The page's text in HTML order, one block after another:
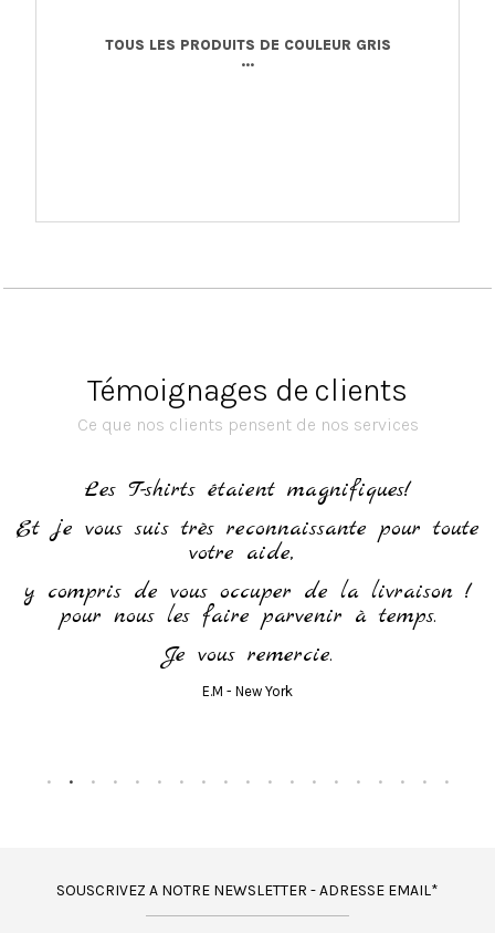
TOUS LES PRODUITS DE COULEUR GRIS
...
Témoignages de clients
Ce que nos clients pensent de nos services
Les T-shirts étaient magnifiques!
Et je vous suis très reconnaissante pour toute
votre aide,
y compris de vous occuper de la livraison !
pour nous les faire parvenir à temps.
Je vous remercie.
E.M - New York
SOUSCRIVEZ A NOTRE NEWSLETTER - ADRESSE EMAIL*